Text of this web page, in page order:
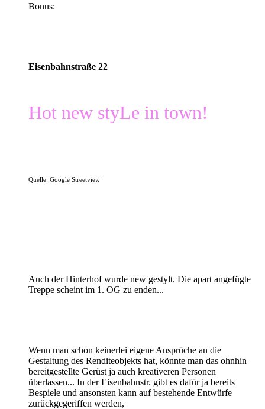
Bonus:
Eisenbahnstraße 22
Hot new styLe in town!
Quelle: Google Streetview
Auch der Hinterhof wurde new gestylt. Die apart angefügte
Treppe scheint im 1. OG zu enden...
Wenn man schon keinerlei eigene Ansprüche an die
Gestaltung des Renditeobjekts hat, könnte man das ohnhin
bereitgestellte Gerüst ja auch kreativeren Personen
überlassen... In der Eisenbahnstr. gibt es dafür ja bereits
Bespiele und ansonsten kann auf bestehende Entwürfe
zurückgegeriffen werden,